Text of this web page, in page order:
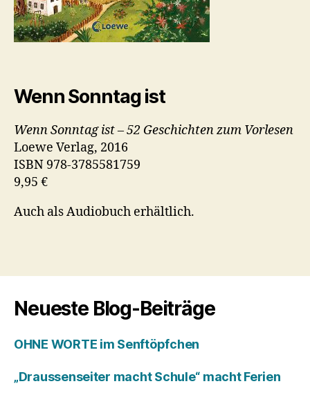
Wenn Sonntag ist
Wenn Sonntag ist – 52 Geschichten zum Vorlesen
Loewe Verlag, 2016
ISBN 978-3785581759
9,95 €
Auch als Audiobuch erhältlich.
Neueste Blog-Beiträge
OHNE WORTE im Senftöpfchen
„Draussenseiter macht Schule“ macht Ferien